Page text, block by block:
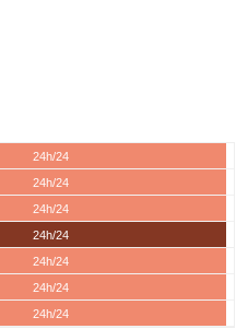
24h/24
24h/24
24h/24
24h/24
24h/24
24h/24
24h/24